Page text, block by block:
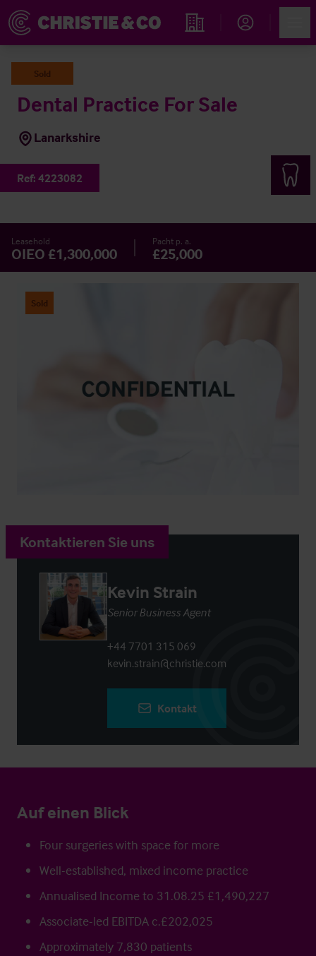
Immobiliensuche
Sold
Dental Practice For Sale
Lanarkshire
Ref: 4223082
Leasehold
OIEO £1,300,000
Pacht p. a.
£25,000
Sold
Kontaktieren Sie uns
Kevin Strain
Senior Business Agent
+44 7701 315 069
kevin.strain@christie.com
Kontakt
Auf einen Blick
Four surgeries with space for more
Well-established, mixed income practice
Annualised Income to 31.08.25 £1,490,227
Associate-led EBITDA c.£202,025
Approximately 7,830 patients